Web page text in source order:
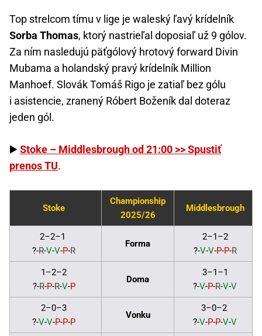
Top strelcom tímu v lige je waleský ľavý krídelník
Sorba Thomas, ktorý nastrieľal doposiaľ už 9 gólov.
Za ním nasledujú päťgólový hrotový forward Divin
Mubama a holandský pravý krídelník Million
Manhoef. Slovák Tomáš Rigo je zatiaľ bez gólu
i asistencie, zranený Róbert Boženík dal doteraz
jeden gól.
▶️Stoke – Middlesbrough od 21:00 >> Spustiť
prenos TU.
Stoke
Championship
2025/26
Middlesbrough
2–2–1
?-R-V-V-P-R
Forma
2–1–2
?-V-V-P-P-R
1–2–2
?-R-P-R-V-P
Doma
3–1–1
?-V-P-R-V-V
2–0–3
?-V-V-P-P-P
Vonku
3–0–2
?-V-P-P-V-V